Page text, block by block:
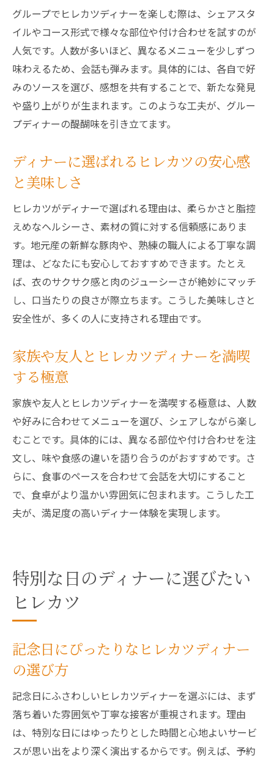
グループでヒレカツディナーを楽しむ際は、シェアスタ
イルやコース形式で様々な部位や付け合わせを試すのが
人気です。人数が多いほど、異なるメニューを少しずつ
味わえるため、会話も弾みます。具体的には、各自で好
みのソースを選び、感想を共有することで、新たな発見
や盛り上がりが生まれます。このような工夫が、グルー
プディナーの醍醐味を引き立てます。
ディナーに選ばれるヒレカツの安心感
と美味しさ
ヒレカツがディナーで選ばれる理由は、柔らかさと脂控
えめなヘルシーさ、素材の質に対する信頼感にありま
す。地元産の新鮮な豚肉や、熟練の職人による丁寧な調
理は、どなたにも安心しておすすめできます。たとえ
ば、衣のサクサク感と肉のジューシーさが絶妙にマッチ
し、口当たりの良さが際立ちます。こうした美味しさと
安全性が、多くの人に支持される理由です。
家族や友人とヒレカツディナーを満喫
する極意
家族や友人とヒレカツディナーを満喫する極意は、人数
や好みに合わせてメニューを選び、シェアしながら楽し
むことです。具体的には、異なる部位や付け合わせを注
文し、味や食感の違いを語り合うのがおすすめです。さ
らに、食事のペースを合わせて会話を大切にすること
で、食卓がより温かい雰囲気に包まれます。こうした工
夫が、満足度の高いディナー体験を実現します。
特別な日のディナーに選びたい
ヒレカツ
記念日にぴったりなヒレカツディナー
の選び方
記念日にふさわしいヒレカツディナーを選ぶには、まず
落ち着いた雰囲気や丁寧な接客が重視されます。理由
は、特別な日にはゆったりとした時間と心地よいサービ
スが思い出をより深く演出するからです。例えば、予約